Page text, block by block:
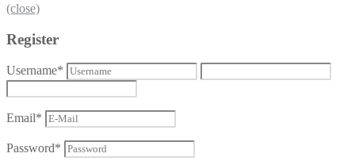
(close)
Register
Username*
Email*
Password*